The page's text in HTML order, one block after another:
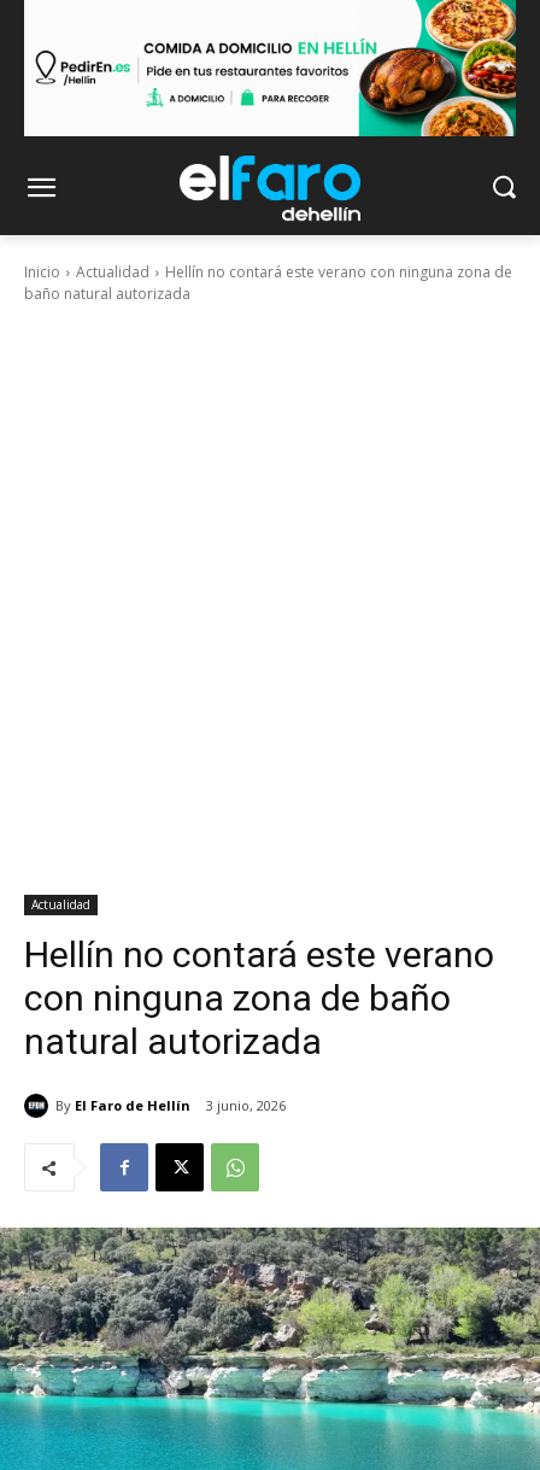
Inicio Actualidad
Hellín no contará este verano con ninguna zona de
baño natural autorizada
Actualidad
Hellín no contará este verano
con ninguna zona de baño
natural autorizada
By El Faro de Hellín 3 junio, 2026